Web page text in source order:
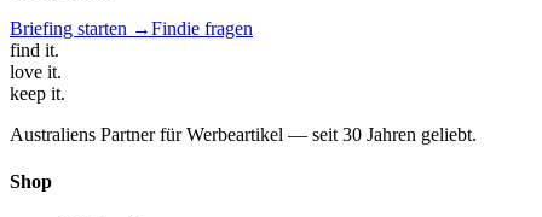
Briefing starten →Findie fragen
find it.
love it.
keep it.
Australiens Partner für Werbeartikel — seit 30 Jahren geliebt.
Shop